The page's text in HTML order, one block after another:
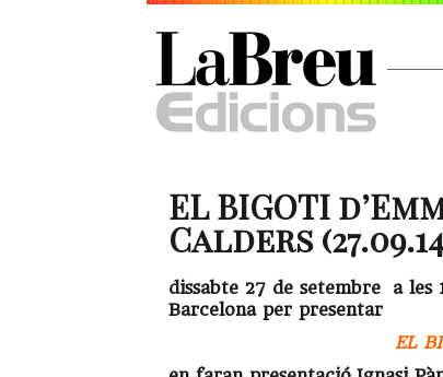
EL BIGOTI
Calders
dissabte 27 de setembre a
Barcelona per presentar
EL